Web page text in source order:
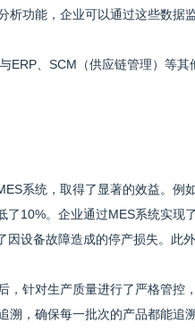
析功能，企业可以通过这些数据
ERP、SCM（供应链管理）等
系统，取得了显著的效益。
了10%。企业通过MES系统实
因设备故障造成的停产损失。此
，针对生产质量进行了严格管
溯，确保每一批次的产品都能